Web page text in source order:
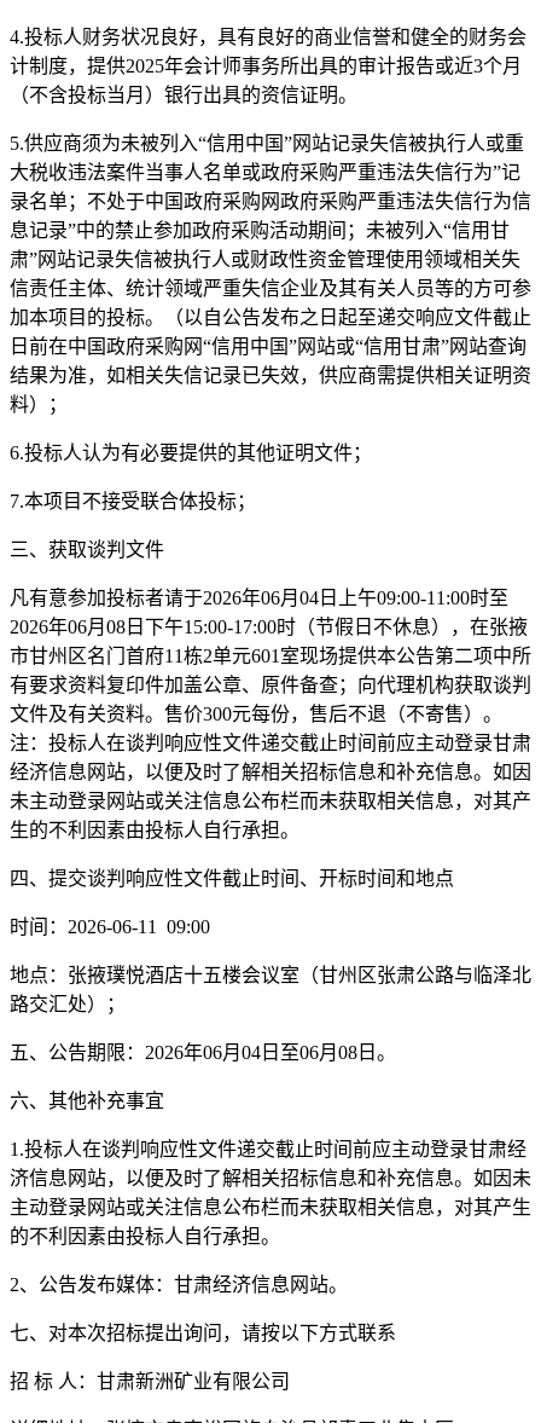
4.投标人财务状况良好，具有良好的商业信誉和健全的财务会
计制度，提供2025年会计师事务所出具的审计报告或近3个月
（不含投标当月）银行出具的资信证明。
5.供应商须为未被列入“信用中国”网站记录失信被执行人或重
大税收违法案件当事人名单或政府采购严重违法失信行为”记
录名单；不处于中国政府采购网政府采购严重违法失信行为信
息记录”中的禁止参加政府采购活动期间；未被列入“信用甘
肃”网站记录失信被执行人或财政性资金管理使用领域相关失
信责任主体、统计领域严重失信企业及其有关人员等的方可参
加本项目的投标。（以自公告发布之日起至递交响应文件截止
日前在中国政府采购网“信用中国”网站或“信用甘肃”网站查询
结果为准，如相关失信记录已失效，供应商需提供相关证明资
料）；
6.投标人认为有必要提供的其他证明文件；
7.本项目不接受联合体投标；
三、获取谈判文件
凡有意参加投标者请于2026年06月 04 日上午09:00-11:00时至
2026年06月 08 日下午15:00-17:00时（节假日不休息），在张掖
市甘州区名门首府11栋2单元601室现场提供本公告第二项中所
有要求资料复印件加盖公章、原件备查；向代理机构获取谈判
文件及有关资料。售价300元每份，售后不退（不寄售）。
注：投标人在谈判响应性文件递交截止时间前应主动登录甘肃
经济信息网站，以便及时了解相关招标信息和补充信息。如因
未主动登录网站或关注信息公布栏而未获取相关信息，对其产
生的不利因素由投标人自行承担。
四、提交谈判响应性文件截止时间、开标时间和地点
时间： 2026-06-11 09:00
地点： 张掖璞悦酒店十五楼会议室（甘州区张肃公路与临泽北
路交汇处）
；
五、公告期限： 2026年06月 04 日至06月 08 日。
六、其他补充事宜
1.投标人在谈判响应性文件递交截止时间前应主动登录甘肃经
济信息网站，以便及时了解相关招标信息和补充信息。如因未
主动登录网站或关注信息公布栏而未获取相关信息，对其产生
的不利因素由投标人自行承担。
2、公告发布媒体：甘肃经济信息网站。
七、对本次招标提出询问，请按以下方式联系
招 标 人：甘肃新洲矿业有限公司